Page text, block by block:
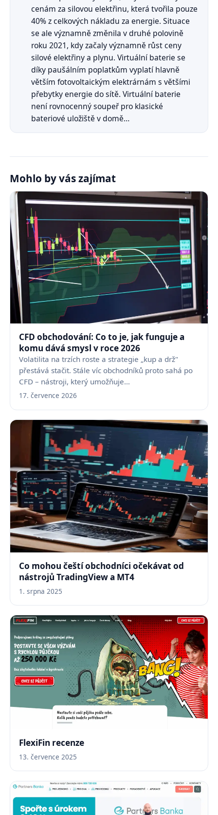
cenám za silovou elektřinu, která tvořila pouze
40% z celkových nákladu za energie. Situace
se ale významně změnila v druhé polovině
roku 2021, kdy začaly významně růst ceny
silové elektřiny a plynu. Virtuální baterie se
díky paušálním poplatkům vyplatí hlavně
větším fotovoltaickým elektrárnám s většími
přebytky energie do sítě. Virtuální baterie
není rovnocenný soupeř pro klasické
bateriové uložiště v domě…
Mohlo by vás zajímat
CFD obchodování: Co to je, jak funguje a
komu dává smysl v roce 2026
Volatilita na trzích roste a strategie „kup a drž"
přestává stačit. Stále víc obchodníků proto sahá po
CFD – nástroji, který umožňuje…
17. července 2026
Co mohou čeští obchodníci očekávat od
nástrojů TradingView a MT4
1. srpna 2025
FlexiFin recenze
13. července 2025